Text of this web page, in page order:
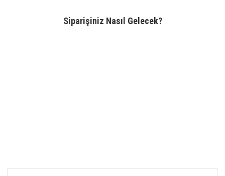
Siparişiniz Nasıl Gelecek?